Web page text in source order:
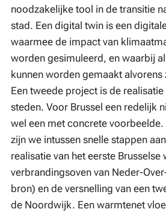
noodzakelijke tool in de transitie
stad. Een digital twin is een
waarmee de impact van
worden gesimuleerd, en waarbij
kunnen worden gemaakt
Een tweede project is de
steden. Voor Brussel een redelijk
wel een met concrete voorbeelde.
zijn we intussen snelle stappen
realisatie van het eerste
verbrandingsoven van Neder-
bron) en de versnelling van een
de Noordwijk. Een warmtenet